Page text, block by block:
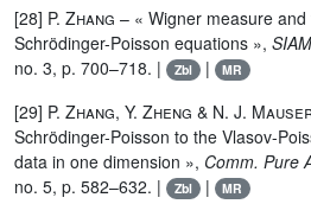
[28] P. Zhang – « Wigner measure
Schrödinger-Poisson equations »,
no. 3, p. 700–718. |
Zbl | MR
[29] P. Zhang, Y. Zheng & N. J.
Schrödinger-Poisson to the Vlasov-
data in one dimension », Comm. Pure
no. 5, p. 582–632. |
Zbl | MR